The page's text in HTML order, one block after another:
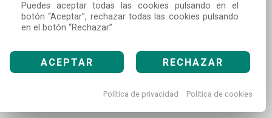
Puedes aceptar todas las cookies pulsando en el
botón “Aceptar”, rechazar todas las cookies pulsando
en el botón “Rechazar”
ACEPTAR RECHAZAR
Política de privacidad Política de cookies